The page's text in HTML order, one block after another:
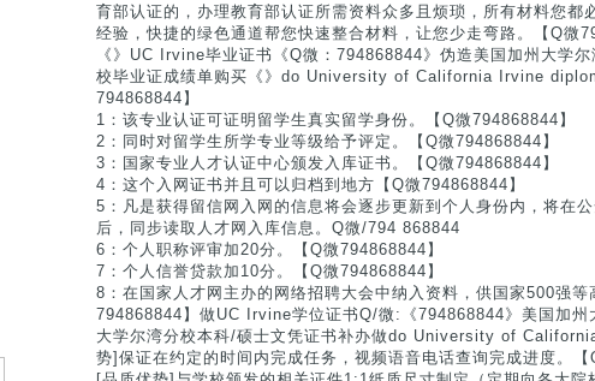
育部认证的，办理教育部认证所需资料众多且烦琐，所有材料您都
经验，快捷的绿色通道帮您快速整合材料，让您少走弯路。【Q微
《》UC Irvine毕业证书《Q微：794868844》伪造美国加州大学
校毕业证成绩单购买《》do University of California Irvine
794868844】
1：该专业认证可证明留学生真实留学身份。【Q微794868844】
2：同时对留学生所学专业等级给予评定。【Q微794868844】
3：国家专业人才认证中心颁发入库证书。【Q微794868844】
4：这个入网证书并且可以归档到地方【Q微794868844】
5：凡是获得留信网入网的信息将会逐步更新到个人身份内，将在
后，同步读取人才网入库信息。Q微/794 868844
6：个人职称评审加20分。【Q微794868844】
7：个人信誉贷款加10分。【Q微794868844】
8：在国家人才网主办的网络招聘大会中纳入资料，供国家500强
794868844】做UC Irvine学位证书Q/微:《794868844》美国加州
大学尔湾分校本科/硕士文凭证书补办做do University of
势]保证在约定的时间内完成任务，视频语音电话查询完成进度。